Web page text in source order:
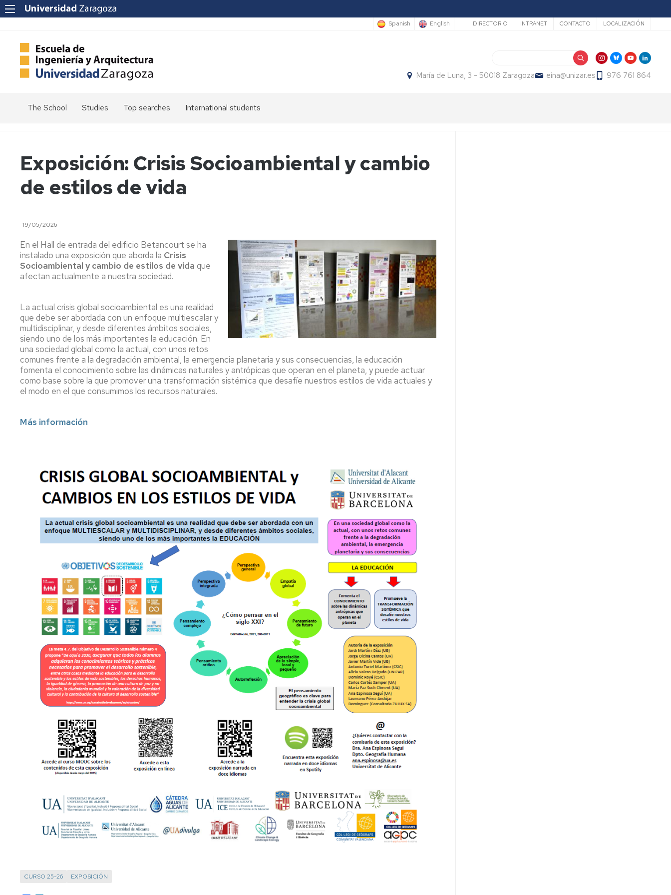
Spanish English Secundario
DIRECTORIO INTRANET CONTACTO LOCALIZACIÓN
María de Luna, 3 - 50018 Zaragoza eina@unizar.es 976 761 864
The School
Vision
Values
Quality
Teaching
Innovation
Cross-
Curricular
imagEINA
History
Studies Top searches
Schedules
Calendars
Exams
Final
Year
Projects
Reservation
of
spaces
Tutor
Sessions
Tutor-
Mentor
Programme
International students
Exposición: Crisis Socioambiental y cambio
de estilos de vida
19/05/2026
En el Hall de entrada del edificio Betancourt se ha
instalado una exposición que aborda la Crisis
Socioambiental y cambio de estilos de vida que
afectan actualmente a nuestra sociedad.
La actual crisis global socioambiental es una realidad
que debe ser abordada con un enfoque multiescalar y
multidisciplinar, y desde diferentes ámbitos sociales,
siendo uno de los más importantes la educación. En
una sociedad global como la actual, con unos retos
comunes frente a la degradación ambiental, la emergencia planetaria y sus consecuencias, la educación
fomenta el conocimiento sobre las dinámicas naturales y antrópicas que operan en el planeta, y puede actuar
como base sobre la que promover una transformación sistémica que desafíe nuestros estilos de vida actuales y
el modo en el que consumimos los recursos naturales.
Más información
CURSO 25-26 EXPOSICIÓN